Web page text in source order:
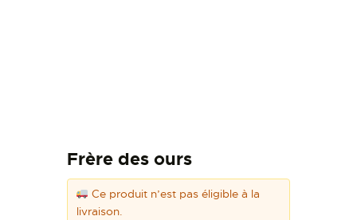
Frère des ours
Ce produit n’est pas éligible à la
livraison.